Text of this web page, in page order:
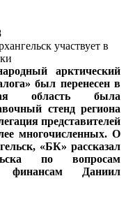
арктический
был перенесен в
область была
стенд региона
представителей
многочисленных. О
«БК» рассказал
по вопросам
финансам Даниил